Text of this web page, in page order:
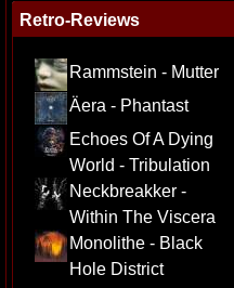
Retro-Reviews
Rammstein - Mutter
Äera - Phantast
Echoes Of A Dying
World - Tribulation
Neckbreakker -
Within The Viscera
Monolithe - Black
Hole District